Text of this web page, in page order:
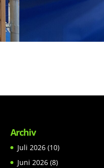
Archiv
Juli 2026(10)
Juni 2026(8)